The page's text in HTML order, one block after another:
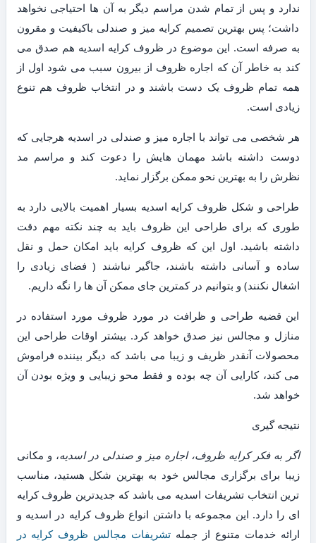
ندارد و پس از تمام شدن مراسم دیگر به آن ها احتیاجی نخواهد
داشت؛ پس بهترین تصمیم کرایه میز و صندلی باکیفیت و مقرون
به صرفه است. این موضوع در ظروف کرایه اسدیه هم صدق می
کند به خاطر آن که اجاره ظروف از بیرون سبب می شود اول از
همه تمام ظروف یک دست باشند و در انتخاب ظروف هم تنوع
زیادی است.
هر شخصی می تواند با اجاره میز و صندلی در اسدیه هرجایی که
دوست داشته باشد مهمان هایش را دعوت کند و مراسم مد
نظرش را به بهترین نحو ممکن برگزار نماید.
طراحی و شکل ظروف کرایه اسدیه بسیار اهمیت بالایی دارد به
طوری که برای طراحی این ظروف باید به چند نکته مهم دقت
داشته باشید. اول این که ظروف کرایه باید امکان حمل و نقل
ساده و آسانی داشته باشند، جاگیر نباشند ( فضای زیادی را
اشغال نکنند) و بتوانیم در کمترین جای ممکن آن ها را نگه داریم.
این قضیه طراحی و ظرافت در مورد ظروف مورد استفاده در
منازل و مجالس نیز صدق خواهد کرد. بیشتر اوقات طراحی این
محصولات آنقدر ظریف و زیبا می باشد که دیگر بیننده فراموش
می کند، کارایی آن چه بوده و فقط محو زیبایی و ویژه بودن آن
خواهد شد.
نتیجه گیری
اگر به فکر کرایه ظروف، اجاره میز و صندلی در اسدیه، و مکانی
زیبا برای برگزاری مجالس خود به بهترین شکل هستید، مناسب
ترین انتخاب تشریفات اسدیه می باشد که جدیدترین ظروف کرایه
ای را دارد. این مجموعه با داشتن انواع ظروف کرایه در اسدیه و
ارائه خدمات متنوع از جمله تشریفات مجالس ظروف کرایه در